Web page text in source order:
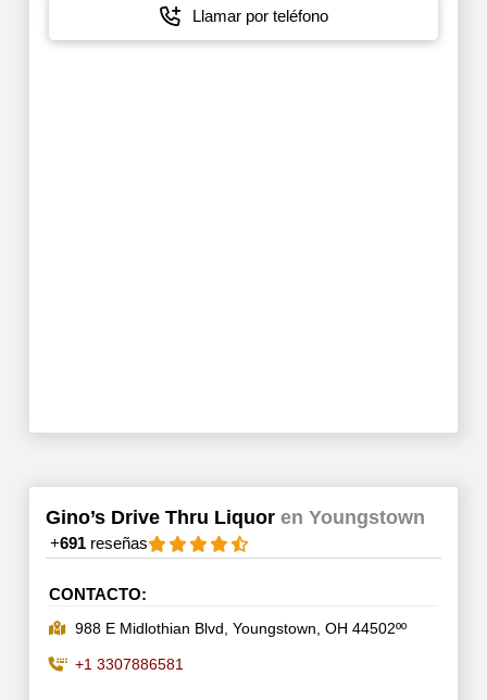
Llamar por teléfono
Gino’s Drive Thru Liquor en Youngstown
+691reseñas
CONTACTO:
988 E Midlothian Blvd, Youngstown, OH 44502ºº
+1 3307886581